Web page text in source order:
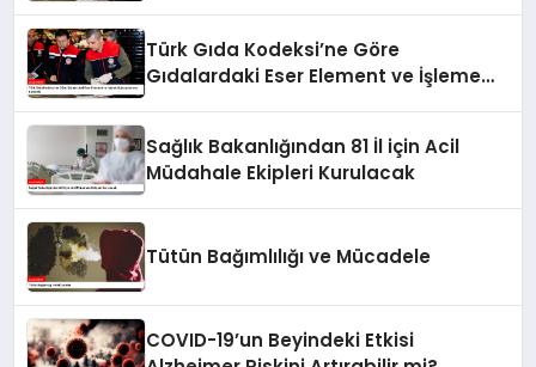
Türk Gıda Kodeksi’ne Göre
Gıdalardaki Eser Element ve İşleme
Sağlık Bakanlığından 81 İl için Acil
Müdahale Ekipleri Kurulacak
Tütün Bağımlılığı ve Mücadele
COVID-19’un Beyindeki Etkisi